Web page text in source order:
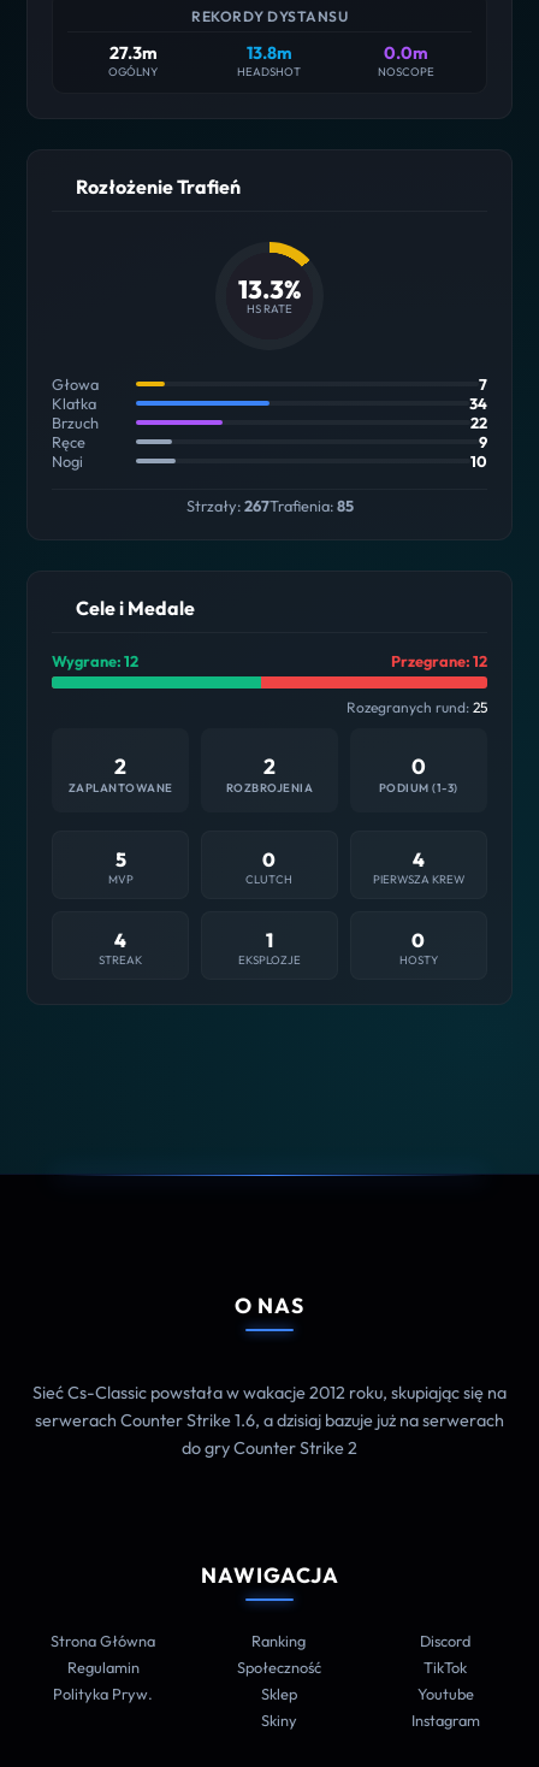
REKORDY DYSTANSU
27.3m
OGÓLNY
13.8m
HEADSHOT
0.0m
NOSCOPE
Rozłożenie Trafień
13.3%
HS RATE
Głowa
7
Klatka
34
Brzuch
22
Ręce
9
Nogi
10
Strzały:267Trafienia:85
Cele i Medale
Wygrane: 12 Przegrane: 12
Rozegranych rund: 25
2
ZAPLANTOWANE
2
ROZBROJENIA
0
PODIUM (1-3)
5
MVP
0
CLUTCH
4
PIERWSZA KREW
4
STREAK
1
EKSPLOZJE
0
HOSTY
O NAS
Sieć Cs-Classic powstała w wakacje 2012 roku, skupiając się na
serwerach Counter Strike 1.6, a dzisiaj bazuje już na serwerach
do gry Counter Strike 2
NAWIGACJA
Strona Główna
Regulamin
Polityka Pryw.
Ranking
Społeczność
Sklep
Skiny
Discord
TikTok
Youtube
Instagram